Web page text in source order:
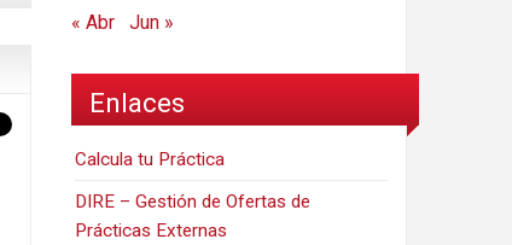
« Abr Jun »
Enlaces
Calcula tu Práctica
DIRE – Gestión de Ofertas de
Prácticas Externas